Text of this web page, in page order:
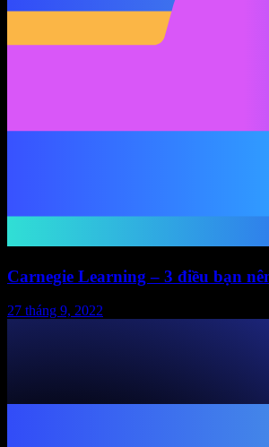
Carnegie Learning – 3 điều bạn
27 tháng 9, 2022